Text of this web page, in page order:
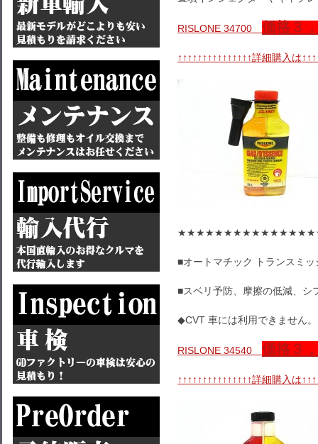
RISLONE 34700 価格３
↑↑↑↑↑↑↑↑↑↑↑↑↑↑↑詳細購入は
■オートマチック トランスミ
■スベリ予防、摩擦の低減、シ
◆CVT 車には利用できません。
RISLONE 34540 価格３
↑↑↑↑↑↑↑↑↑↑↑↑↑↑↑詳細購入は